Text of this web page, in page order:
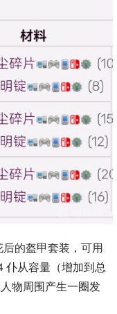
的盔甲套装，可用
仆从容量（增加到总
物周围产生一圈发